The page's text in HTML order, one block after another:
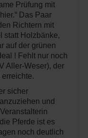
Prüfung mit
Das Paar
Richtern mit
statt Holzbänke,
auf der grünen
! Fehlt nur noch
Aller-Weser), der
sicher
und
Pferde ist es
noch deutlich